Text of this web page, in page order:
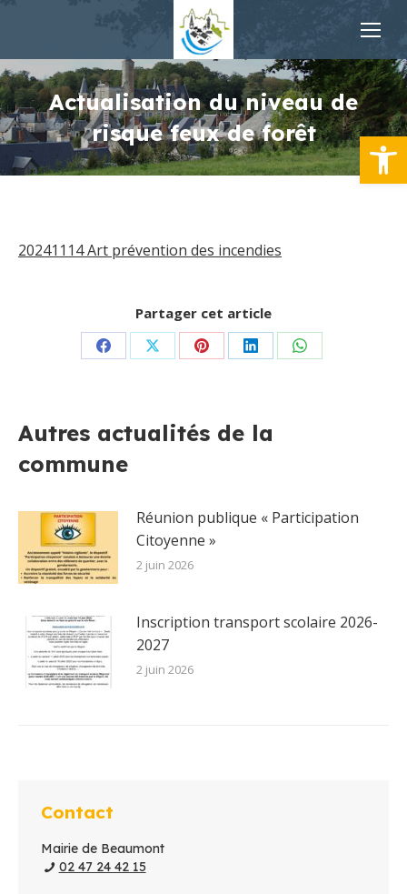
Ouvrir
Actualisation du niveau de
risque feux de forêt
20241114 Art prévention des incendies
Partager cet article
PartagerPartagerPartagerPartagerPartager
Autres actualités de la
commune
Réunion publique « Participation
Citoyenne »
2 juin 2026
Inscription transport scolaire 2026-
2027
2 juin 2026
Contact
Mairie de Beaumont
02 47 24 42 15